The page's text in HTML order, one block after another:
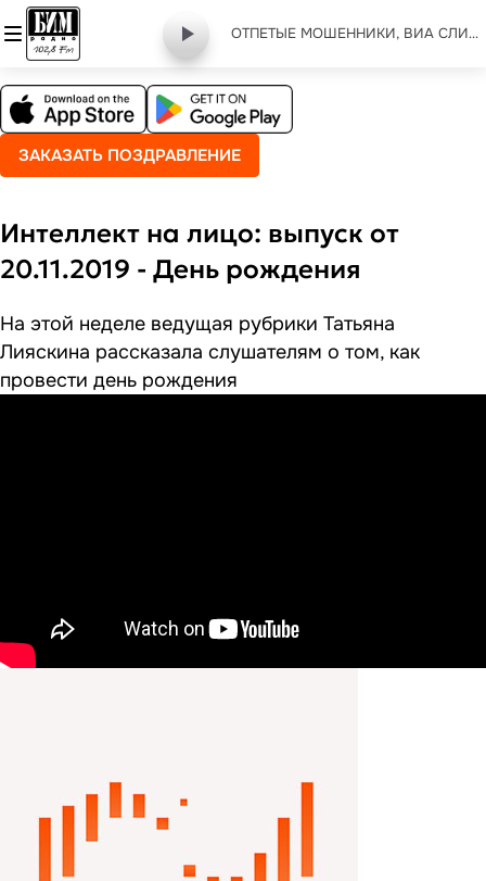
ОТПЕТЫЕ МОШЕННИКИ, ВИА СЛИВКИ - моя звезда
ЗАКАЗАТЬ ПОЗДРАВЛЕНИЕ
Интеллект на лицо: выпуск от
20.11.2019 - День рождения
На этой неделе ведущая рубрики Татьяна
Лияскина рассказала слушателям о том, как
провести день рождения